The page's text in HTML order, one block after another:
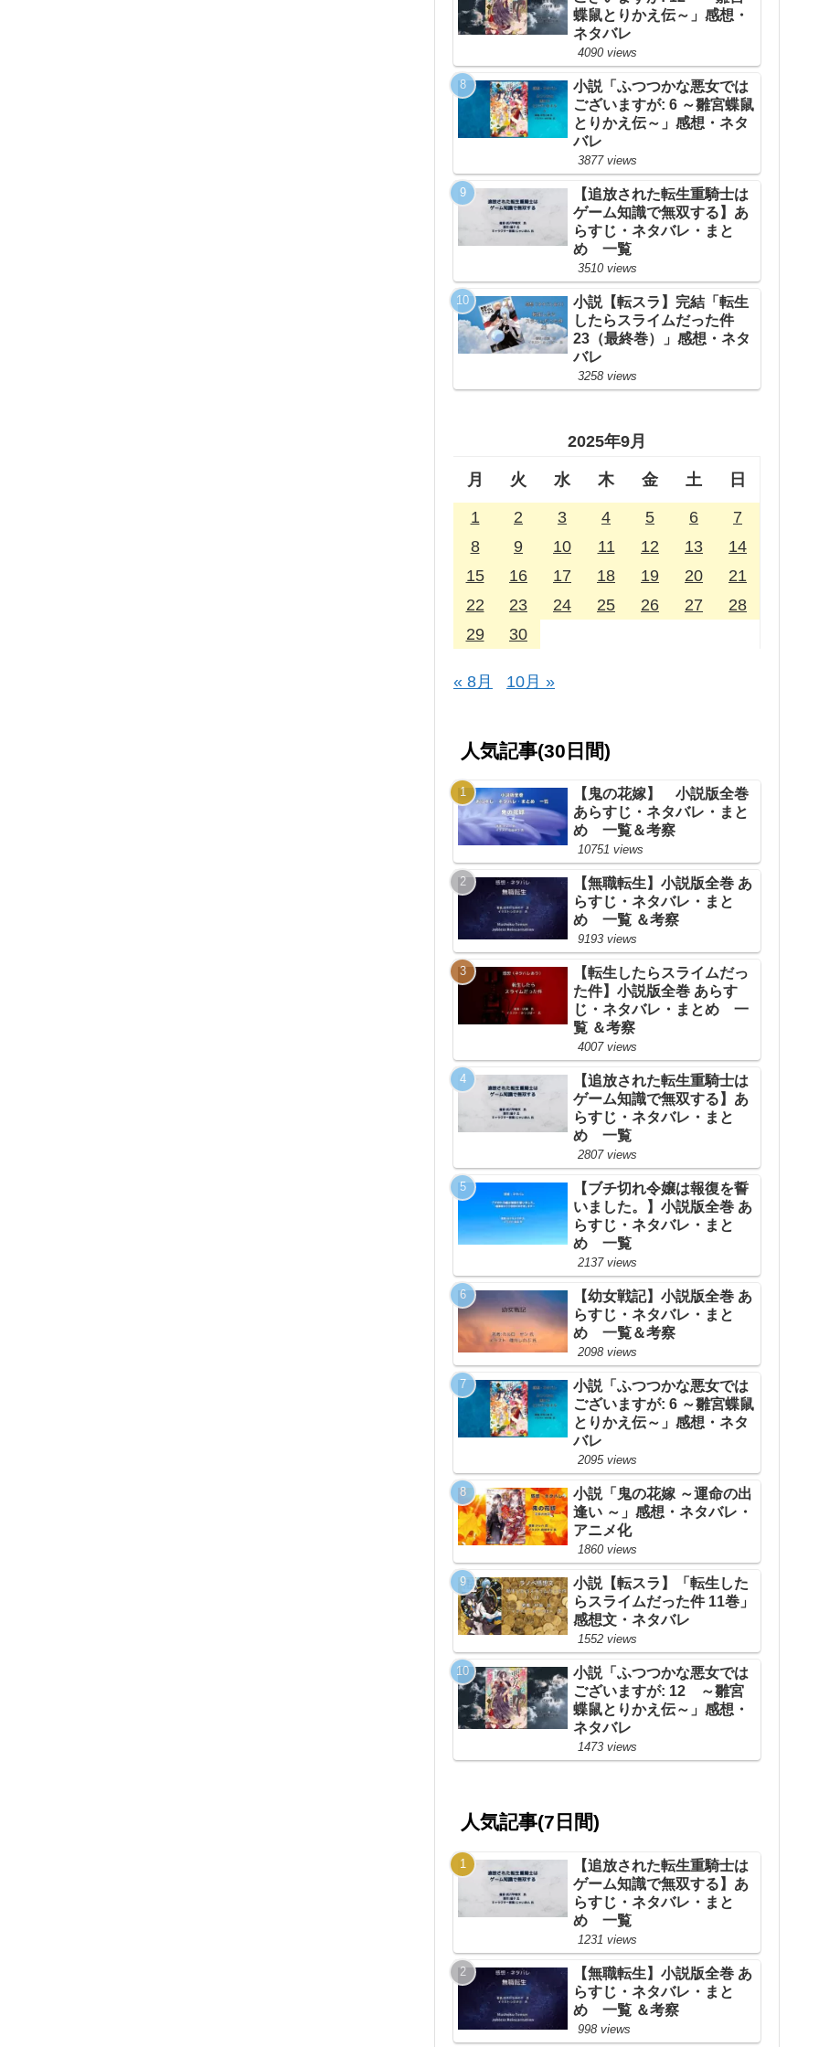
蝶鼠とりかえ伝～」感想・
ネタバレ
4090 views
小説「ふつつかな悪女では
ございますが: 6 ～雛宮蝶鼠
とりかえ伝～」感想・ネタ
バレ
3877 views
【追放された転生重騎士は
ゲーム知識で無双する】あ
らすじ・ネタバレ・まと
め 一覧
3510 views
小説【転スラ】完結「転生
したらスライムだった件
23（最終巻）」感想・ネタ
バレ
3258 views
2025年9月
月 火 水 木 金 土 日
1 2 3 4 5 6
7
8
9 10 11 12 13
14
15
16 17 18 19 20
21
22
23 24 25 26 27
28
29
30
« 8月 10月 »
人気記事(30日間)
【鬼の花嫁】 小説版全巻
あらすじ・ネタバレ・まと
め 一覧＆考察
10751 views
【無職転生】小説版全巻 あ
らすじ・ネタバレ・まと
め 一覧 ＆考察
9193 views
【転生したらスライムだっ
た件】小説版全巻 あらす
じ・ネタバレ・まとめ 一
覧 ＆考察
4007 views
【追放された転生重騎士は
ゲーム知識で無双する】あ
らすじ・ネタバレ・まと
め 一覧
2807 views
【ブチ切れ令嬢は報復を誓
いました。】小説版全巻 あ
らすじ・ネタバレ・まと
め 一覧
2137 views
【幼女戦記】小説版全巻 あ
らすじ・ネタバレ・まと
め 一覧＆考察
2098 views
小説「ふつつかな悪女では
ございますが: 6 ～雛宮蝶鼠
とりかえ伝～」感想・ネタ
バレ
2095 views
小説「鬼の花嫁 ～運命の出
逢い ～」感想・ネタバレ・
アニメ化
1860 views
小説【転スラ】「転生した
らスライムだった件 11巻」
感想文・ネタバレ
1552 views
小説「ふつつかな悪女では
ございますが: 12 ～雛宮
蝶鼠とりかえ伝～」感想・
ネタバレ
1473 views
人気記事(7日間)
【追放された転生重騎士は
ゲーム知識で無双する】あ
らすじ・ネタバレ・まと
め 一覧
1231 views
【無職転生】小説版全巻 あ
らすじ・ネタバレ・まと
め 一覧 ＆考察
998 views